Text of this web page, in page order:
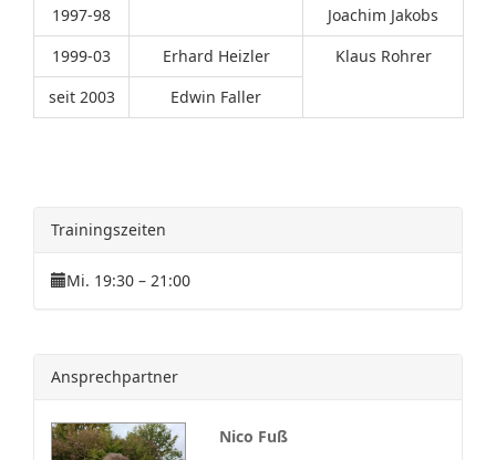
1997-98
Joachim Jakobs
1999-03
Erhard Heizler
Klaus Rohrer
seit 2003
Edwin Faller
Trainingszeiten
Mi. 19:30 – 21:00
Ansprechpartner
Nico Fuß